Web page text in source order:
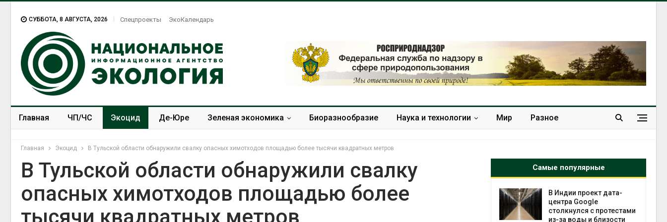
СУББОТА, 8 АВГУСТА, 2026 Спецпроекты ЭкоКалендарь
Главная ЧП/ЧС Экоцид Де-Юре Зеленая экономика Биоразнообразие Наука и технологии Мир Разное
Главная Экоцид В Тульской области обнаружили свалку опасных химотходов площадью более тысячи квадратных метров
В Тульской области обнаружили свалку
опасных химотходов площадью более
тысячи квадратных метров
Самые популярные
Дождевая вода с крыш
может помочь городам
Южная Корея ускорит
развитие солнечной
В Индии проект дата-
центра Google
столкнулся с протестами
из-за воды и близости